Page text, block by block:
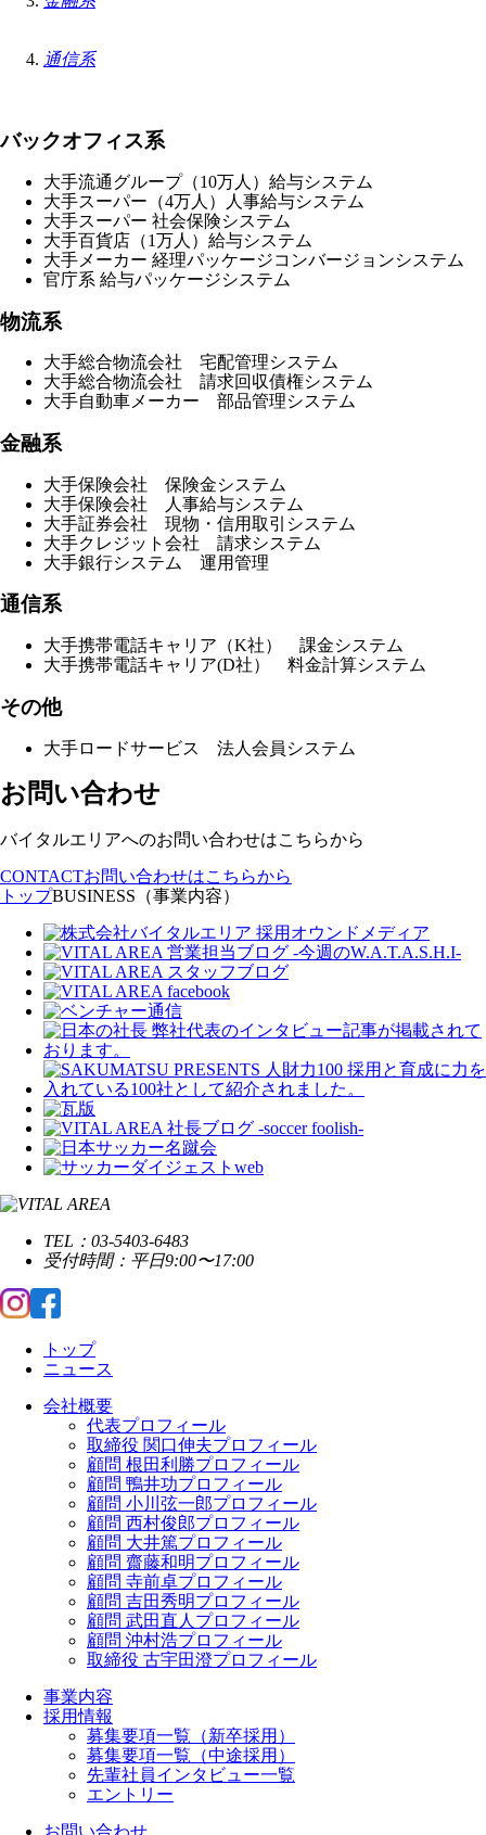
通信系
バックオフィス系
大手流通グループ（10万人）給与システム
大手スーパー（4万人）人事給与システム
大手スーパー 社会保険システム
大手百貨店（1万人）給与システム
大手メーカー 経理パッケージコンバージョンシステム
官庁系 給与パッケージシステム
物流系
大手総合物流会社 宅配管理システム
大手総合物流会社 請求回収債権システム
大手自動車メーカー 部品管理システム
金融系
大手保険会社 保険金システム
大手保険会社 人事給与システム
大手証券会社 現物・信用取引システム
大手クレジット会社 請求システム
大手銀行システム 運用管理
通信系
大手携帯電話キャリア（K社） 課金システム
大手携帯電話キャリア(D社） 料金計算システム
その他
大手ロードサービス 法人会員システム
お問い合わせ
バイタルエリアへのお問い合わせはこちらから
CONTACTお問い合わせはこちらから
トップBUSINESS（事業内容）
TEL：03-5403-6483
受付時間：平日9:00〜17:00
トップ
ニュース
会社概要
代表プロフィール
取締役 関口伸夫プロフィール
顧問 根田利勝プロフィール
顧問 鴨井功プロフィール
顧問 小川弦一郎プロフィール
顧問 西村俊郎プロフィール
顧問 大井篤プロフィール
顧問 齋藤和明プロフィール
顧問 寺前卓プロフィール
顧問 吉田秀明プロフィール
顧問 武田直人プロフィール
顧問 沖村浩プロフィール
取締役 古宇田澄プロフィール
事業内容
採用情報
募集要項一覧（新卒採用）
募集要項一覧（中途採用）
先輩社員インタビュー一覧
エントリー